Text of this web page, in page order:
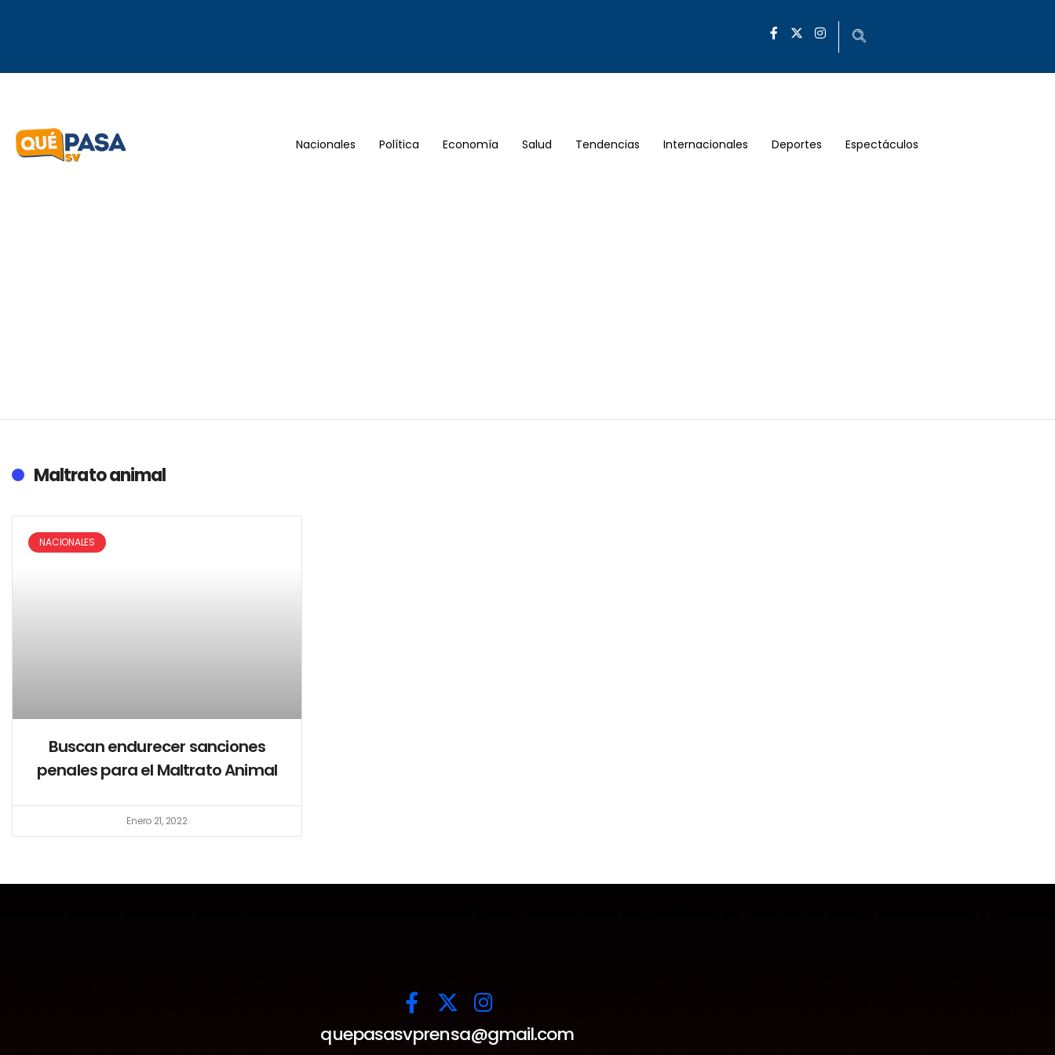
Nacionales Política Economía Salud Tendencias Internacionales Deportes Espectáculos
Maltrato animal
NACIONALES
Buscan endurecer sanciones
penales para el Maltrato Animal
Enero 21, 2022
quepasasvprensa@gmail.com